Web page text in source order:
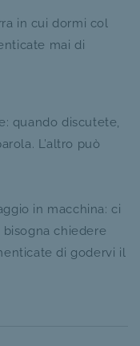
in cui dormi col
mai di
quando discutete,
L’altro può
in macchina: ci
chiedere
di godervi il